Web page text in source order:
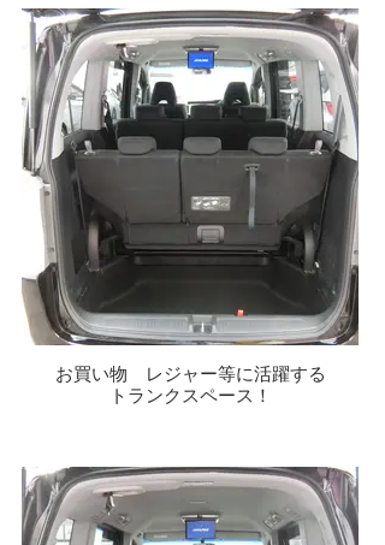
お買い物 レジャー等に活躍する
トランクスペース！